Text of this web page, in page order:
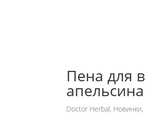
Пена для
Doctor Herbal, Новинки,